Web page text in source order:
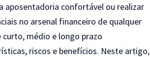
aposentadoria confortável ou realizar
no arsenal financeiro de qualquer
médio e longo prazo
riscos e benefícios. Neste artigo,